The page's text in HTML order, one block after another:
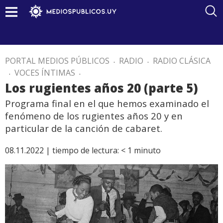
PORTAL MEDIOS PÚBLICOS . RADIO . RADIO CLÁSICA
. VOCES ÍNTIMAS .
Los rugientes años 20 (parte 5)
Programa final en el que hemos examinado el
fenómeno de los rugientes años 20 y en
particular de la canción de cabaret.
08.11.2022 | tiempo de lectura: < 1 minuto